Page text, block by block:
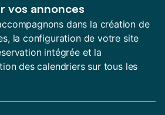
vos annonces
dans la création de
la configuration de votre site
intégrée et la
des calendriers sur tous les